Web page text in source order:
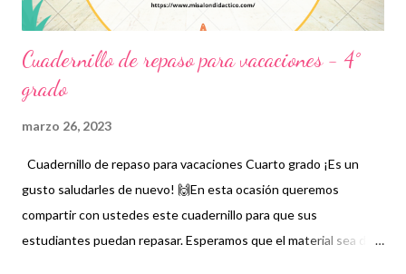
Cuadernillo de repaso para vacaciones - 4°
grado
marzo 26, 2023
Cuadernillo de repaso para vacaciones Cuarto grado ¡Es un
gusto saludarles de nuevo! 🙌En esta ocasión queremos
compartir con ustedes este cuadernillo para que sus
estudiantes puedan repasar. Esperamos que el material sea de